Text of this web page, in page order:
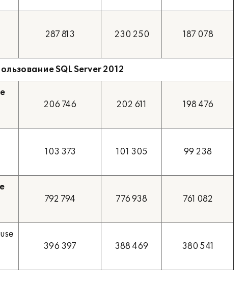
287 813 230 250 187 078
SQL Server 2012
206 746 202 611 198 476
103 373 101 305 99 238
792 794 776 938 761 082
396 397 388 469 380 541